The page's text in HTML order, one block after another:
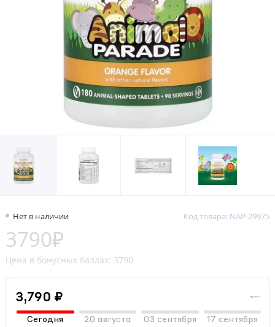
Нет в наличии Код товара: NAP-29975
3790₽
Цена в бонусных баллах: 3790
3,790 ₽
Сегодня 20 августа 03 сентября 17 сентября